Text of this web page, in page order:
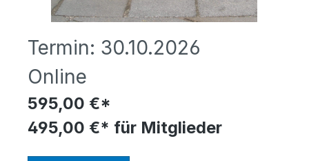
Termin: 30.10.2026
Online
595,00 €*
495,00 €* für Mitglieder